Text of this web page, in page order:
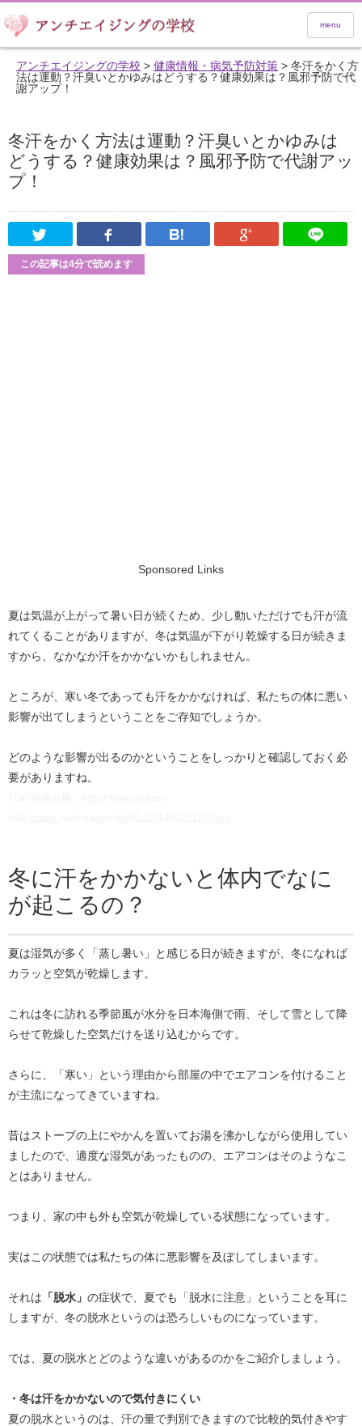
menu
アンチエイジングの学校 > 健康情報・病気予防対策 > 冬汗をかく方
法は運動？汗臭いとかゆみはどうする？健康効果は？風邪予防で代
謝アップ！
冬汗をかく方法は運動？汗臭いとかゆみは
どうする？健康効果は？風邪予防で代謝アッ
プ！
Twitter Facebook はてなブックマーク
Google
この記事は4分で読めます
Sponsored Links
夏は気温が上がって暑い日が続くため、少し動いただけでも汗が流
れてくることがありますが、冬は気温が下がり乾燥する日が続きま
すから、なかなか汗をかかないかもしれません。
ところが、寒い冬であっても汗をかかなければ、私たちの体に悪い
影響が出てしまうということをご存知でしょうか。
どのような影響が出るのかということをしっかりと確認しておく必
要がありますね。
冬に汗をかかないと体内でなに
が起こるの？
夏は湿気が多く「蒸し暑い」と感じる日が続きますが、冬になれば
カラッと空気が乾燥します。
これは冬に訪れる季節風が水分を日本海側で雨、そして雪として降
らせて乾燥した空気だけを送り込むからです。
さらに、「寒い」という理由から部屋の中でエアコンを付けること
が主流になってきていますね。
昔はストーブの上にやかんを置いてお湯を沸かしながら使用してい
ましたので、適度な湿気があったものの、エアコンはそのようなこ
とはありません。
つまり、家の中も外も空気が乾燥している状態になっています。
実はこの状態では私たちの体に悪影響を及ぼしてしまいます。
それは 「脱水」 の症状で、夏でも「脱水に注意」ということを耳に
しますが、冬の脱水というのは恐ろしいものになっています。
では、夏の脱水とどのような違いがあるのかをご紹介しましょう。
・冬は汗をかかないので気付きにくい
夏の脱水というのは、汗の量で判別できますので比較的気付きやす